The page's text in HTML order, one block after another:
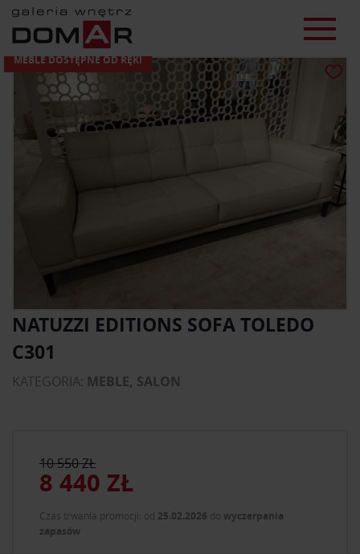
MEBLE DOSTĘPNE OD RĘKI
NATUZZI EDITIONS SOFA TOLEDO
C301
KATEGORIA: MEBLE, SALON
10 550 ZŁ
8 440 ZŁ
Czas trwania promocji: od 25.02.2026 do wyczerpania
zapasów